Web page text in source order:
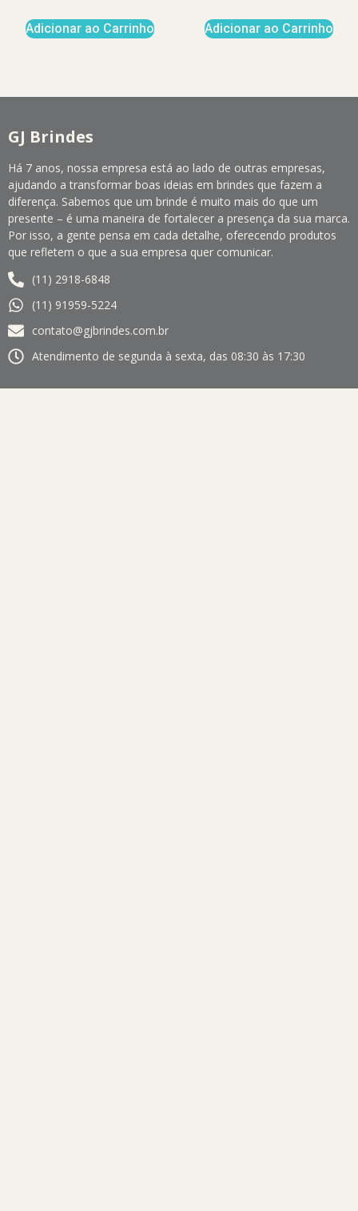
Adicionar ao Carrinho Adicionar ao Carrinho
GJ Brindes
Há 7 anos, nossa empresa está ao lado de outras empresas,
ajudando a transformar boas ideias em brindes que fazem a
diferença. Sabemos que um brinde é muito mais do que um
presente – é uma maneira de fortalecer a presença da sua marca.
Por isso, a gente pensa em cada detalhe, oferecendo produtos
que refletem o que a sua empresa quer comunicar.
(11) 2918-6848
(11) 91959-5224
contato@gjbrindes.com.br
Atendimento de segunda à sexta, das 08:30 às 17:30